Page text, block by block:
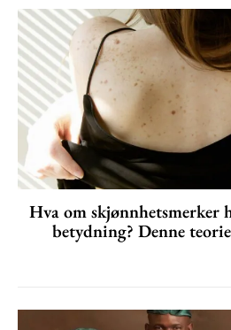
Hva om skjønnhetsmerker
betydning? Denne